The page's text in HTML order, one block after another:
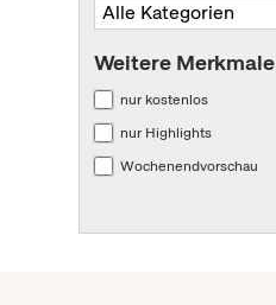
Weitere Merkmale
nur kostenlos
nur Highlights
Wochenendvorschau